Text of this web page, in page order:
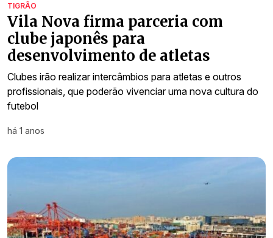
TIGRÃO
Vila Nova firma parceria com
clube japonês para
desenvolvimento de atletas
Clubes irão realizar intercâmbios para atletas e outros
profissionais, que poderão vivenciar uma nova cultura do
futebol
há 1 anos